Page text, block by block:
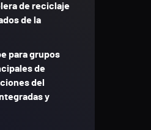
de reciclaje
de la
para grupos
de
del
y